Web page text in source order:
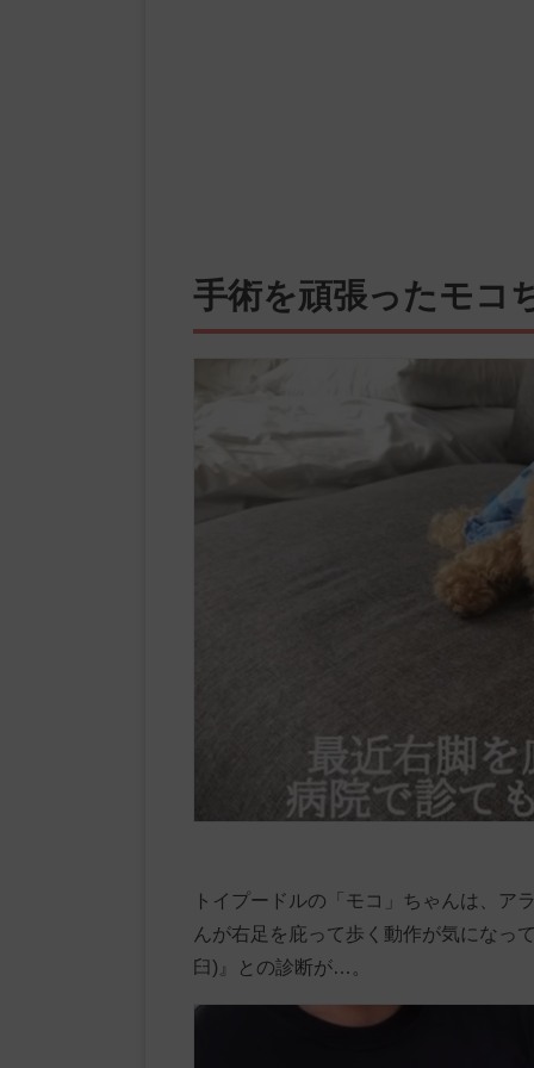
手術を頑張ったモコ
トイプードルの「モコ」ちゃんは、ア
んが右足を庇って歩く動作が気になっ
臼)』との診断が…。